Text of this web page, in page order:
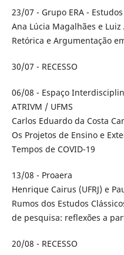
23/07 - Grupo ERA -
Ana Lúcia Magalhães e
Retórica e Argumentação
30/07 - RECESSO
06/08 - Espaço
ATRIVM / UFMS
Carlos Eduardo da Costa
Os Projetos de Ensino e
Tempos de COVID-19
13/08 - Proaera
Henrique Cairus (UFRJ) e
Rumos dos Estudos
de pesquisa: reflexões a
20/08 - RECESSO